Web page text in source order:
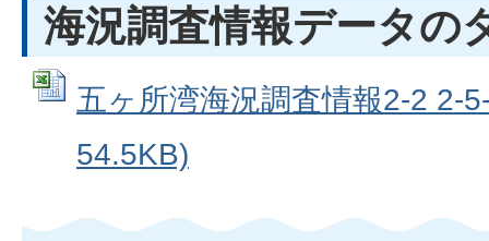
海況調査情報データの
五ヶ所湾海況調査情報2-2 2-
54.5KB)